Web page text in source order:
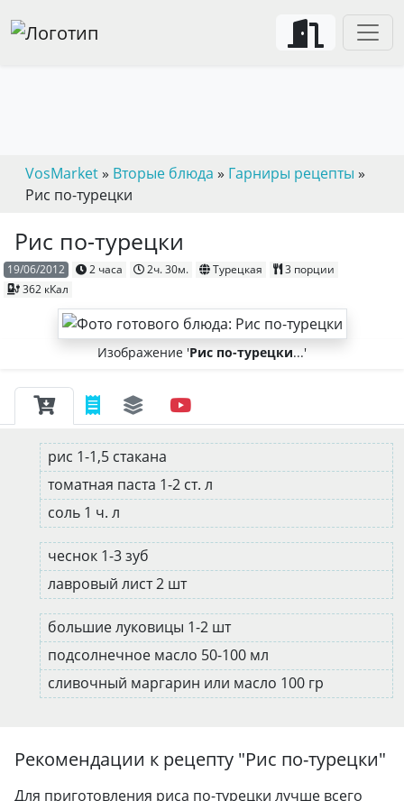
VosMarket» Вторые блюда » Гарниры рецепты »
Рис по-турецки
Рис по-турецки
19/06/2012 2 часа 2ч. 30м. Турецкая
3 порции
362 кКал
Изображение 'Рис по-турецки...'
рис 1-1,5 стакана
томатная паста 1-2 ст. л
соль 1 ч. л
чеснок 1-3 зуб
лавровый лист 2 шт
большие луковицы 1-2 шт
подсолнечное масло 50-100 мл
сливочный маргарин или масло 100 гр
Рекомендации к рецепту "Рис по-турецки"
Для приготовления риса по-турецки лучше всего